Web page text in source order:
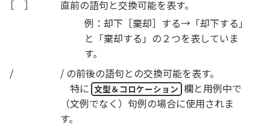
［ ］
直前の語句と交換可能を表す。
例：却下［棄却］する→「却下する」
と「棄却する」の２つを表していま
す。
/
/ の前後の語句との交換可能を表す。
特に 文型＆コロケーション 欄と用例中で
（文例でなく）句例の場合に使用されま
す。